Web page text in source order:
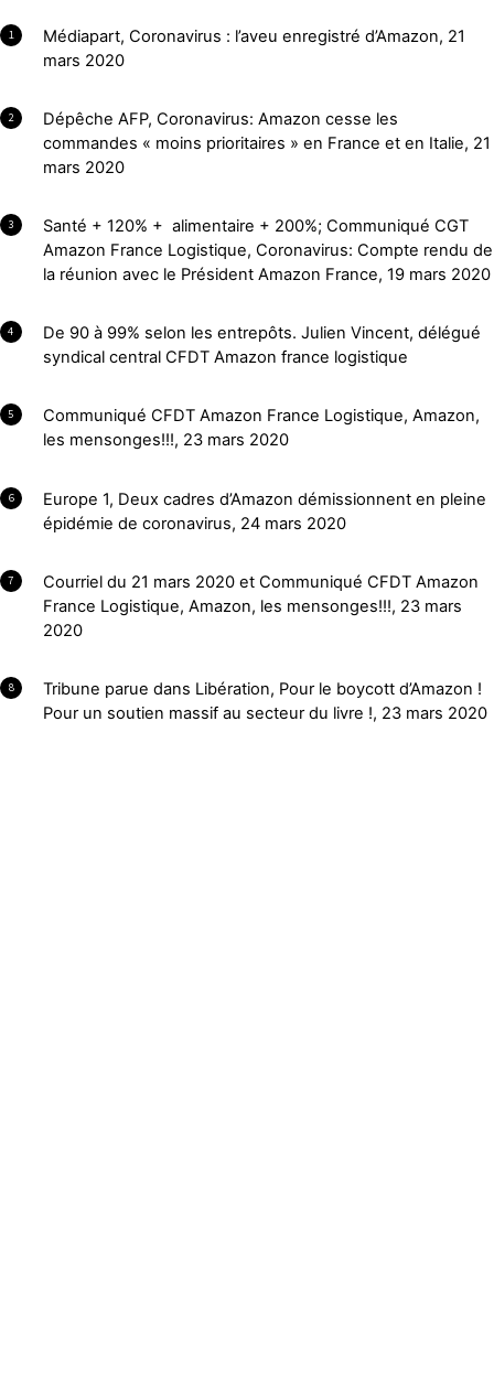
1
Médiapart, Coronavirus : l’aveu enregistré d’Amazon, 21
mars 2020
2
Dépêche AFP, Coronavirus: Amazon cesse les
commandes « moins prioritaires » en France et en Italie, 21
mars 2020
3
Santé + 120% + alimentaire + 200%; Communiqué CGT
Amazon France Logistique, Coronavirus: Compte rendu de
la réunion avec le Président Amazon France, 19 mars 2020
4
De 90 à 99% selon les entrepôts. Julien Vincent, délégué
syndical central CFDT Amazon france logistique
5
Communiqué CFDT Amazon France Logistique, Amazon,
les mensonges!!!, 23 mars 2020
6
Europe 1, Deux cadres d’Amazon démissionnent en pleine
épidémie de coronavirus, 24 mars 2020
7
Courriel du 21 mars 2020 et Communiqué CFDT Amazon
France Logistique, Amazon, les mensonges!!!, 23 mars
2020
8
Tribune parue dans Libération, Pour le boycott d’Amazon !
Pour un soutien massif au secteur du livre !, 23 mars 2020